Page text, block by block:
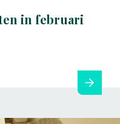
in februari